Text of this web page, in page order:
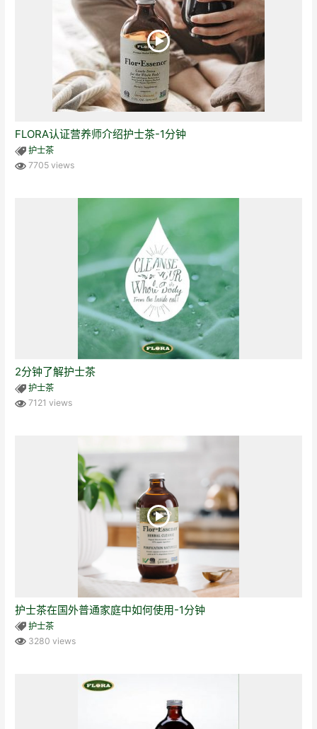
FLORA认证营养师介绍护士茶-1分钟
护士茶
7705 views
2分钟了解护士茶
护士茶
7121 views
护士茶在国外普通家庭中如何使用-1分钟
护士茶
3280 views